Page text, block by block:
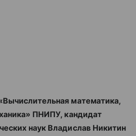
математика,
ПНИПУ, кандидат
наук Владислав Никитин